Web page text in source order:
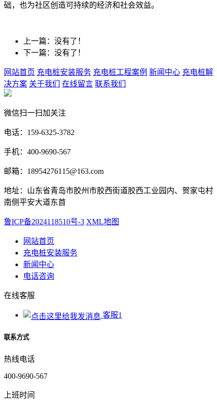
础，也为社区创造可持续的经济和社会效益。
上一篇：没有了！
下一篇：没有了！
网站首页 充电桩安装服务 充电桩工程案例 新闻中心 充电桩解
决方案 关于我们 在线留言 联系我们
微信扫一扫加关注
电话：159-6325-3782
手机：400-9690-567
邮箱：18954276115@163.com
地址：山东省青岛市胶州市胶西街道胶西工业园内、贺家屯村
南侧平安大道东首
鲁ICP备2024118510号-3 XML地图
网站首页
充电桩安装服务
新闻中心
电话咨询
在线客服
客服1
联系方式
热线电话
400-9690-567
上班时间